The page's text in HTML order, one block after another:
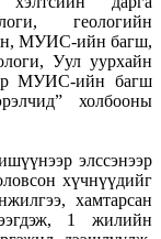
геологийн
МУИС-ийн багш,
Уул уурхайн
МУИС-ийн багш
холбооны
элссэнээр
хүчнүүдийг
хамтарсан
1 жилийн